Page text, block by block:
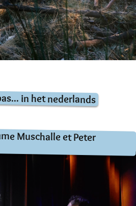
in het nederlands
Muschalle et Peter